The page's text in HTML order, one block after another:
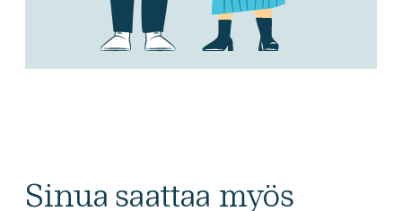
Sinua saattaa myös